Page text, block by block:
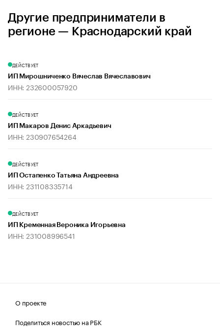
Другие предприниматели в
регионе — Краснодарский край
ДЕЙСТВУЕТ
ИП Мирошниченко Вячеслав Вячеславович
ИНН: 232600057920
ДЕЙСТВУЕТ
ИП Макаров Денис Аркадьевич
ИНН: 230907654264
ДЕЙСТВУЕТ
ИП Остапенко Татьяна Андреевна
ИНН: 231108335714
ДЕЙСТВУЕТ
ИП Кременная Вероника Игорьевна
ИНН: 231008996541
О проекте
Поделиться новостью на РБК